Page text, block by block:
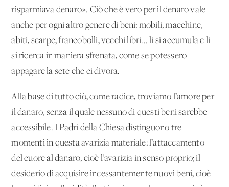
risparmiava denaro». Ciò che è vero per il denaro vale
anche per ogni altro genere di beni: mobili, macchine,
abiti, scarpe, francobolli, vecchi libri... li si accumula e li
si ricerca in maniera sfrenata, come se potessero
appagare la sete che ci divora.
Alla base di tutto ciò, come radice, troviamo l’amore per
il danaro, senza il quale nessuno di questi beni sarebbe
accessibile. I Padri della Chiesa distinguono tre
momenti in questa avarizia materiale: l’attaccamento
del cuore al danaro, cioè l’avarizia in senso proprio; il
desiderio di acquisire incessantemente nuovi beni, cioè